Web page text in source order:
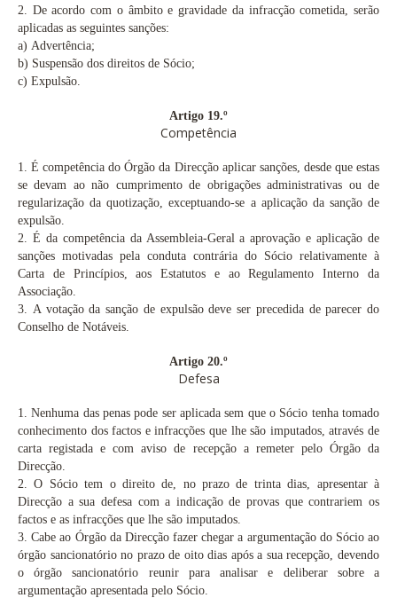
2.
De acordo com o âmbito e gravidade da infracção cometida, serão
aplicadas as seguintes sanções:
a) Advertência;
b) Suspensão dos direitos de Sócio;
c) Expulsão.
Artigo 19.º
Competência
1.
É competência do Órgão da Direcção aplicar sanções, desde que estas
se devam ao não cumprimento de obrigações administrativas ou de
regularização da quotização, exceptuando-se a aplicação da sanção de
expulsão.
2.
É da competência da Assembleia-Geral a aprovação e aplicação de
sanções motivadas pela conduta contrária do Sócio relativamente à
Carta de Princípios, aos Estatutos e ao Regulamento Interno da
Associação.
3.
A votação da sanção de expulsão deve ser precedida de parecer do
Conselho de Notáveis.
Artigo 20.º
Defesa
1.
Nenhuma das penas pode ser aplicada sem que o Sócio tenha tomado
conhecimento dos factos e infracções que lhe são imputados, através de
carta registada e com aviso de recepção a remeter pelo Órgão da
Direcção.
2.
O Sócio tem o direito de, no prazo de trinta dias, apresentar à
Direcção a sua defesa com a indicação de provas que contrariem os
factos e as infracções que lhe são imputados.
3. Cabe ao Órgão da Direcção fazer chegar a argumentação do Sócio ao
órgão sancionatório no prazo de oito dias após a sua recepção, devendo
o órgão sancionatório reunir para analisar e deliberar sobre a
argumentação apresentada pelo Sócio.